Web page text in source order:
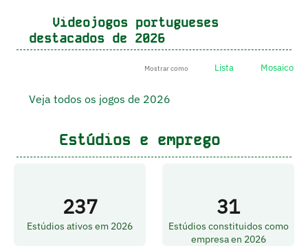
Videojogos portugueses
destacados de 2026
Mostrar como Lista Mosaico
Veja todos os jogos de 2026
Estúdios e emprego
237
Estúdios ativos em 2026
31
Estúdios constituidos como
empresa en 2026